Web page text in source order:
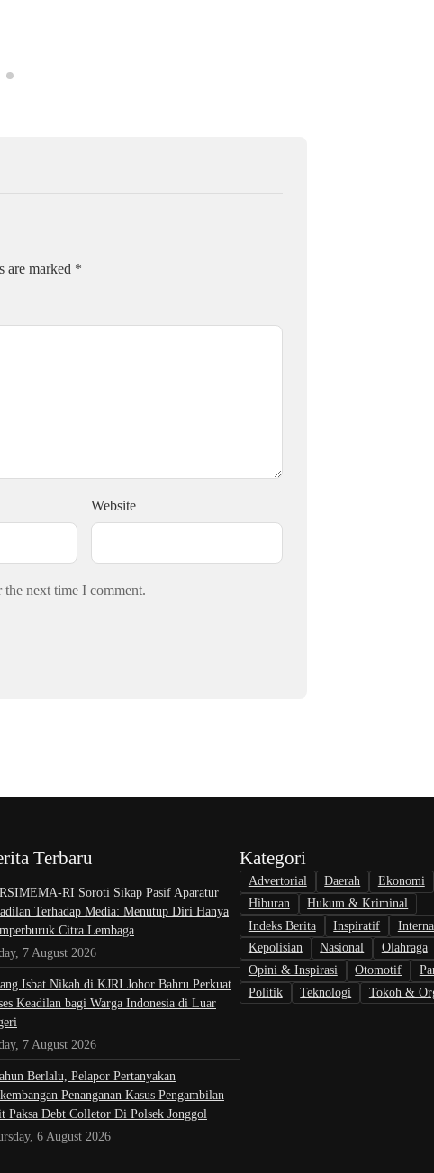
are marked *
Website
next time I comment.
Terbaru
RI Soroti Sikap Pasif Aparatur
Terhadap Media: Menutup Diri Hanya
Citra Lembaga
7 August 2026
Isbat Nikah di KJRI Johor Bahru Perkuat
Keadilan bagi Warga Indonesia di Luar
7 August 2026
Berlalu, Pelapor Pertanyakan
Penanganan Kasus Pengambilan
Paksa Debt Colletor Di Polsek Jonggol
6 August 2026
Kategori
Advertorial Daerah Ekonomi
Hiburan
Hukum & Kriminal
Indeks Berita
Inspiratif
Kepolisian
Nasional Olahraga
Opini & Inspirasi
Otomotif
Politik
Teknologi Tokoh &